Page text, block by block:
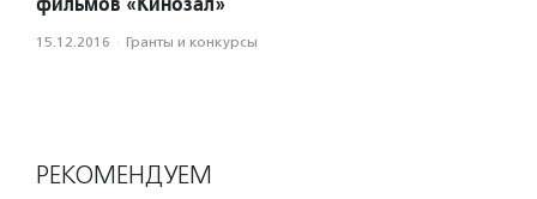
15.12.2016 · Гранты и конкурсы
РЕКОМЕНДУЕМ